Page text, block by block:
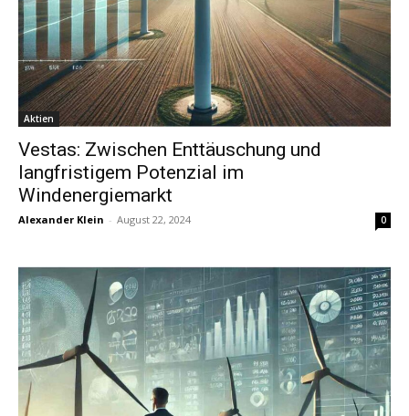
Aktien
Vestas: Zwischen Enttäuschung und
langfristigem Potenzial im
Windenergiemarkt
Alexander Klein - August 22, 2024 0